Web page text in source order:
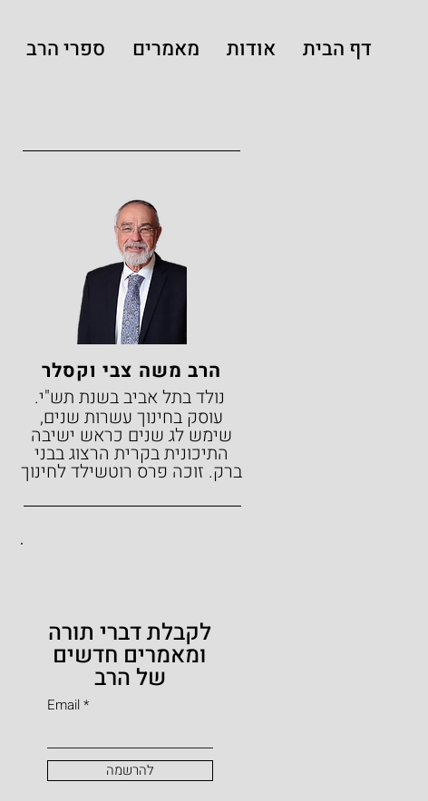
דף הבית אודות מאמרים ספרי הרב
הרב משה צבי וקסלר
נולד בתל אביב בשנת תש"י.
עוסק בחינוך עשרות שנים,
שימש לג שנים כראש ישיבה
התיכונית בקרית הרצוג בבני
ברק. זוכה פרס רוטשילד לחינוך
לקבלת דברי תורה
ומאמרים חדשים
של הרב
Email
להרשמה